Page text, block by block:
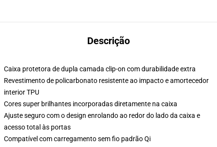
Descrição
Caixa protetora de dupla camada clip-on com durabilidade extra
Revestimento de policarbonato resistente ao impacto e amortecedor
interior TPU
Cores super brilhantes incorporadas diretamente na caixa
Ajuste seguro com o design enrolando ao redor do lado da caixa e
acesso total às portas
Compatível com carregamento sem fio padrão Qi